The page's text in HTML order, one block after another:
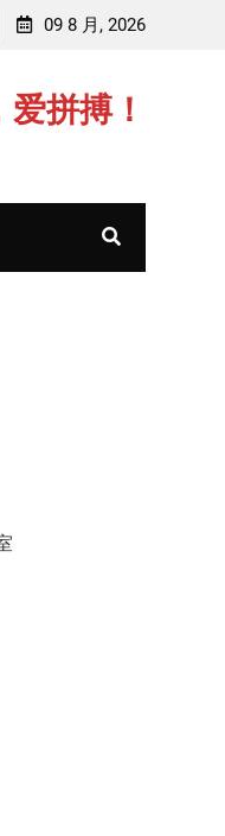
业于中国矿业大学(211)
09 8 月, 2026
拼搏！